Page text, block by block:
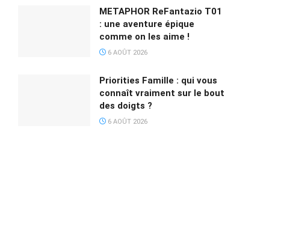
METAPHOR ReFantazio T01
: une aventure épique
comme on les aime !
6 AOÛT 2026
Priorities Famille : qui vous
connaît vraiment sur le bout
des doigts ?
6 AOÛT 2026